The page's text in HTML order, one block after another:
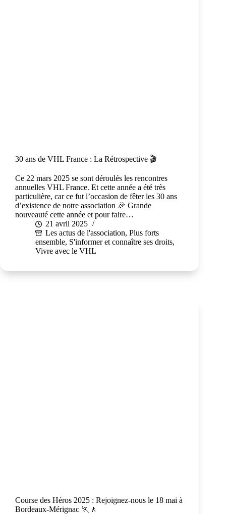
30 ans de VHL France : La Rétrospective 🎬
Ce 22 mars 2025 se sont déroulés les rencontres
annuelles VHL France. Et cette année a été très
particulière, car ce fut l’occasion de fêter les 30 ans
d’existence de notre association 🎉 Grande
nouveauté cette année et pour faire…
21 avril 2025
Les actus de l'association, Plus forts
ensemble, S'informer et connaître ses droits,
Vivre avec le VHL
Course des Héros 2025 : Rejoignez-nous le 18 mai à
Bordeaux-Mérignac 🏃🚶